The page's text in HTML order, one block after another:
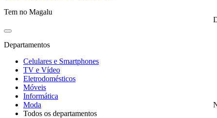
Tem no Magalu
Departamentos
Celulares e Smartphones
TV e Vídeo
Eletrodomésticos
Móveis
Informática
Moda
Todos os departamentos